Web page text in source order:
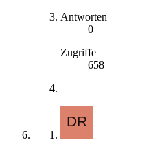
Antworten
0
Zugriffe
658